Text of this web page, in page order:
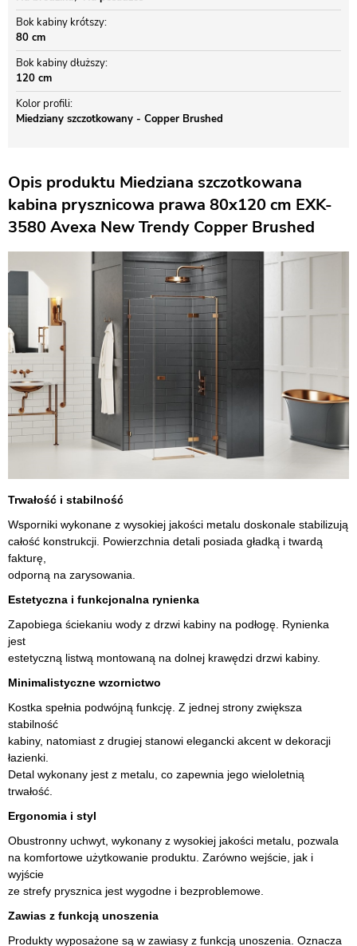
Bok kabiny krótszy
80 cm
Bok kabiny dłuższy
120 cm
Kolor profili
Miedziany szczotkowany - Copper Brushed
Opis produktu Miedziana szczotkowana
kabina prysznicowa prawa 80x120 cm EXK-
3580 Avexa New Trendy Copper Brushed
Trwałość i stabilność
Wsporniki wykonane z wysokiej jakości metalu doskonale stabilizują
całość konstrukcji. Powierzchnia detali posiada gładką i twardą
fakturę,
odporną na zarysowania.
Estetyczna i funkcjonalna rynienka
Zapobiega ściekaniu wody z drzwi kabiny na podłogę. Rynienka
jest
estetyczną listwą montowaną na dolnej krawędzi drzwi kabiny.
Minimalistyczne wzornictwo
Kostka spełnia podwójną funkcję. Z jednej strony zwiększa
stabilność
kabiny, natomiast z drugiej stanowi elegancki akcent w dekoracji
łazienki.
Detal wykonany jest z metalu, co zapewnia jego wieloletnią
trwałość.
Ergonomia i styl
Obustronny uchwyt, wykonany z wysokiej jakości metalu, pozwala
na komfortowe użytkowanie produktu. Zarówno wejście, jak i
wyjście
ze strefy prysznica jest wygodne i bezproblemowe.
Zawias z funkcją unoszenia
Produkty wyposażone są w zawiasy z funkcją unoszenia. Oznacza